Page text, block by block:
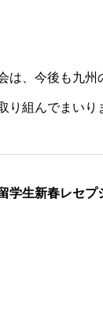
は、今後も九
り組んでまいり
学生新春レセプ